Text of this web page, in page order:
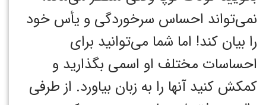
نمی‌تواند احساس سرخوردگی‌ و یأس خود
را بیان کند! اما شما می‌توانید برای
احساسات مختلف او اسمی بگذارید و
کمکش کنید آنها را به زبان بیاورد. از طرفی